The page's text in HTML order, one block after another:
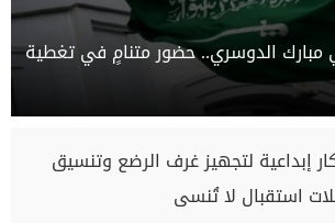
مبارك الدوسري.. حضور متنامٍ في تغطية
إبداعية لتجهيز غرف الرضع وتنسيق
استقبال لا تُنسى